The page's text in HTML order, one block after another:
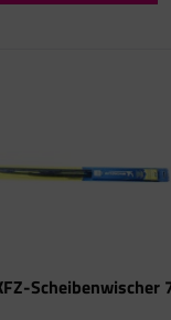
Scheibenwischer